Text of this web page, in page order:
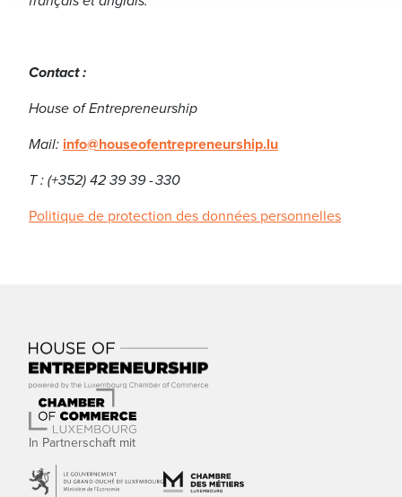
Contact :
House of Entrepreneurship
Mail: info@houseofentrepreneurship.lu
T : (+352) 42 39 39 - 330
Politique de protection des données personnelles
In Partnerschaft mit